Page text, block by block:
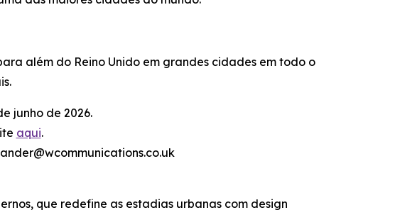
além do Reino Unido em grandes cidades em todo o
junho de 2026.
aqui.
que redefine as estadias urbanas com design